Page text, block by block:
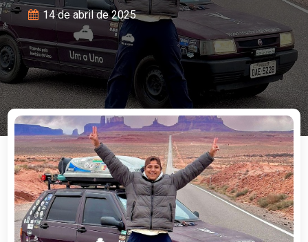
14 de abril de 2025